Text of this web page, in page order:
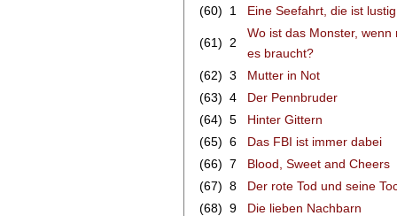
(60) 1 Eine Seefahrt, die ist lustig
(61) 2
Wo ist das Monster, wenn
es braucht?
(62) 3
Mutter in Not
(63) 4
Der Pennbruder
(64) 5
Hinter Gittern
(65) 6
Das FBI ist immer dabei
(66) 7
Blood, Sweet and Cheers
(67) 8
Der rote Tod und seine
(68) 9
Die lieben Nachbarn